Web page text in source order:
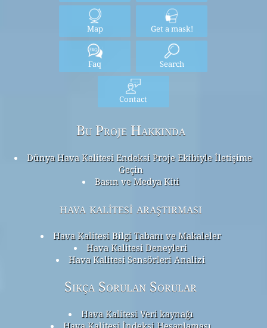
Map Get a mask!
Faq Search
Contact
Bu Proje Hakkında
Dünya Hava Kalitesi Endeksi Proje Ekibiyle İletişime
Geçin
Basın ve Medya Kiti
hava kalitesi araştırması
Hava Kalitesi Bilgi Tabanı ve Makaleler
Hava Kalitesi Deneyleri
Hava Kalitesi Sensörleri Analizi
Sıkça Sorulan Sorular
Hava Kalitesi Veri kaynağı